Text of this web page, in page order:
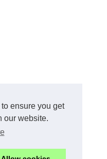
ensure you get
our website.